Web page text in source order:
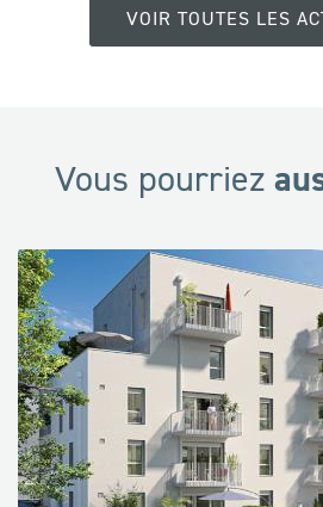
VOIR TOUTES LES
Vous pourriez